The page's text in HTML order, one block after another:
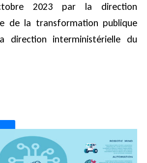
2023 par la direction
de la transformation publique
direction interministérielle du